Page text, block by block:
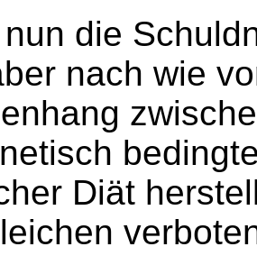
die
nach wie
Diät